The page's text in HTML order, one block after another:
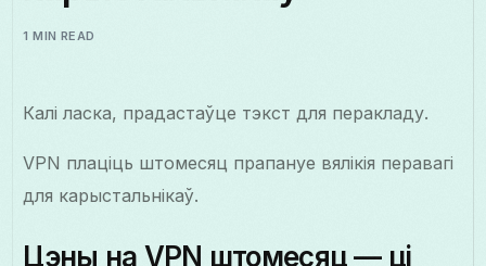
1 MIN READ
Калі ласка, прадастаўце тэкст для перакладу.
VPN плаціць штомесяц прапануе вялікія перавагі
для карыстальнікаў.
Цэны на VPN штомесяц — ці